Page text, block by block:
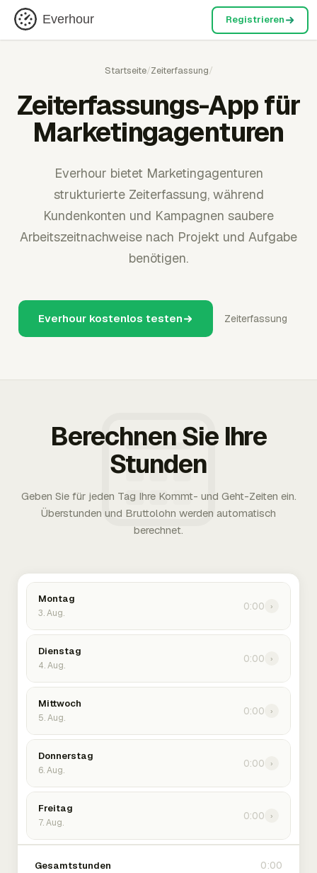
Everhour Registrieren
Startseite/Zeiterfassung/
Zeiterfassungs-App für
Marketingagenturen
Everhour bietet Marketingagenturen
strukturierte Zeiterfassung, während
Kundenkonten und Kampagnen saubere
Arbeitszeitnachweise nach Projekt und Aufgabe
benötigen.
Everhour kostenlos testen Zeiterfassung
Berechnen Sie Ihre
Stunden
Geben Sie für jeden Tag Ihre Kommt- und Geht-Zeiten ein.
Überstunden und Bruttolohn werden automatisch
berechnet.
Montag
3. Aug.
0:00 ›
Dienstag
4. Aug.
0:00 ›
Mittwoch
5. Aug.
0:00 ›
Donnerstag
6. Aug.
0:00 ›
Freitag
7. Aug.
0:00 ›
Gesamtstunden 0:00